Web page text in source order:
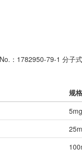
：1782950-79-1 分子
规格
5mg